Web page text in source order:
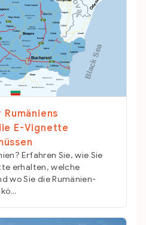
E-Vignette
Erfahren Sie, wie Sie
erhalten, welche
wo Sie die Rumänien-